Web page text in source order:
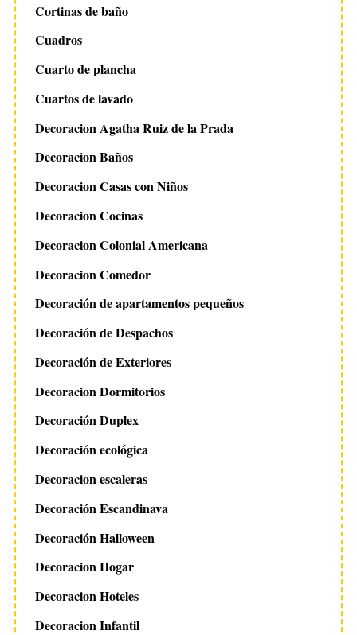
Cortinas de baño
Cuadros
Cuarto de plancha
Cuartos de lavado
Decoracion Agatha Ruiz de la Prada
Decoracion Baños
Decoracion Casas con Niños
Decoracion Cocinas
Decoracion Colonial Americana
Decoracion Comedor
Decoración de apartamentos pequeños
Decoración de Despachos
Decoración de Exteriores
Decoracion Dormitorios
Decoración Duplex
Decoración ecológica
Decoracion escaleras
Decoración Escandinava
Decoración Halloween
Decoracion Hogar
Decoracion Hoteles
Decoracion Infantil